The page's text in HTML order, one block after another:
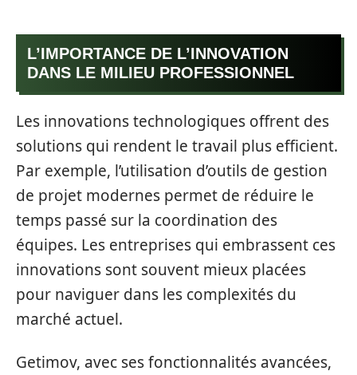
L’IMPORTANCE DE L’INNOVATION
DANS LE MILIEU PROFESSIONNEL
Les innovations technologiques offrent des
solutions qui rendent le travail plus efficient.
Par exemple, l’utilisation d’outils de gestion
de projet modernes permet de réduire le
temps passé sur la coordination des
équipes. Les entreprises qui embrassent ces
innovations sont souvent mieux placées
pour naviguer dans les complexités du
marché actuel.
Getimov, avec ses fonctionnalités avancées,